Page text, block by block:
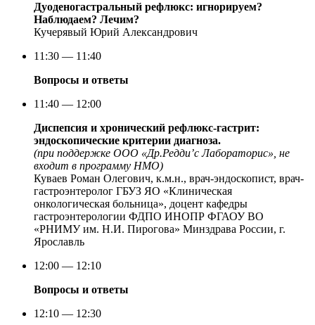
Дуоденогастральный рефлюкс: игнорируем?
Наблюдаем? Лечим?
Кучерявый Юрий Александрович
11:30 — 11:40
Вопросы и ответы
11:40 — 12:00
Диспепсия и хронический рефлюкс-гастрит:
эндоскопические критерии диагноза.
(при поддержке ООО «Др.Редди’с Лабораторис», не
входит в программу НМО)
Куваев Роман Олегович, к.м.н., врач-эндоскопист, врач-
гастроэнтеролог ГБУЗ ЯО «Клиническая
онкологическая больница», доцент кафедры
гастроэнтерологии ФДПО ИНОПР ФГАОУ ВО
«РНИМУ им. Н.И. Пирогова» Минздрава России, г.
Ярославль
12:00 — 12:10
Вопросы и ответы
12:10 — 12:30